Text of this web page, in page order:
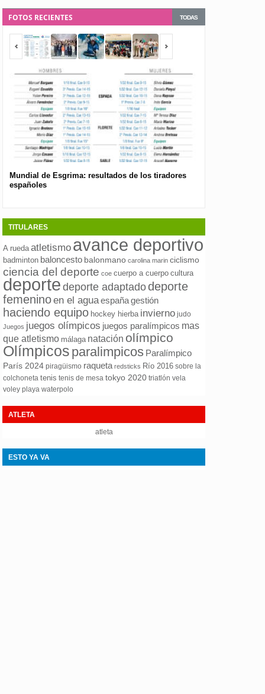
TODAS
FOTOS RECIENTES
Mundial de Esgrima: resultados de los tiradores
españoles
TITULARES
A rueda atletismo avance deportivo
badminton baloncesto balonmano carolina marin ciclismo
ciencia del deporte coe cuerpo a cuerpo cultura
deporte deporte adaptadodeporte
femeninoen el aguaespaña gestión
haciendo equipo hockey hierba invierno judo
Juegos juegos olímpicos juegos paralímpicos mas
que atletismo málaga natación olímpico
Olímpicos paralimpicos Paralímpico
París 2024 piragüismo raqueta redsticks Río 2016 sobre la
colchoneta tenis tenis de mesa tokyo 2020 triatlón vela
voley playa waterpolo
ATLETA
atleta
ESTO YA VA